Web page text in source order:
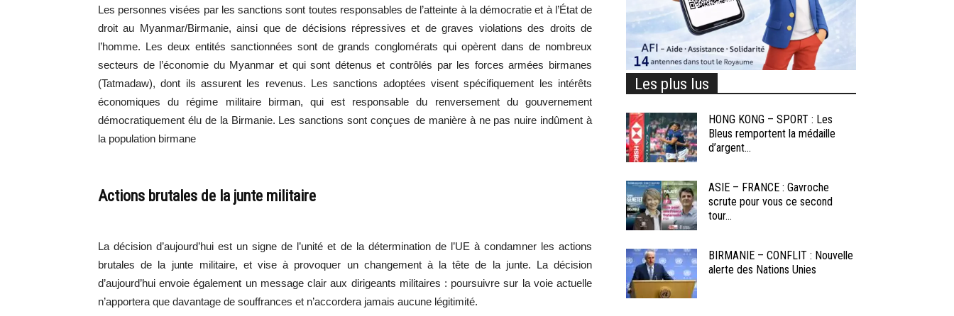
Les personnes visées par les sanctions sont toutes responsables de l’atteinte à la démocratie et à l’État de
droit au Myanmar/Birmanie, ainsi que de décisions répressives et de graves violations des droits de
l’homme. Les deux entités sanctionnées sont de grands conglomérats qui opèrent dans de nombreux
secteurs de l’économie du Myanmar et qui sont détenus et contrôlés par les forces armées birmanes
(Tatmadaw), dont ils assurent les revenus. Les sanctions adoptées visent spécifiquement les intérêts
économiques du régime militaire birman, qui est responsable du renversement du gouvernement
démocratiquement élu de la Birmanie. Les sanctions sont conçues de manière à ne pas nuire indûment à
la population birmane
Actions brutales de la junte militaire
La décision d’aujourd’hui est un signe de l’unité et de la détermination de l’UE à condamner les actions
brutales de la junte militaire, et vise à provoquer un changement à la tête de la junte. La décision
d’aujourd’hui envoie également un message clair aux dirigeants militaires : poursuivre sur la voie actuelle
n’apportera que davantage de souffrances et n’accordera jamais aucune légitimité.
Les plus lus
HONG KONG – SPORT : Les
Bleus remportent la médaille
d’argent...
ASIE – FRANCE : Gavroche
scrute pour vous ce second
tour...
BIRMANIE – CONFLIT : Nouvelle
alerte des Nations Unies